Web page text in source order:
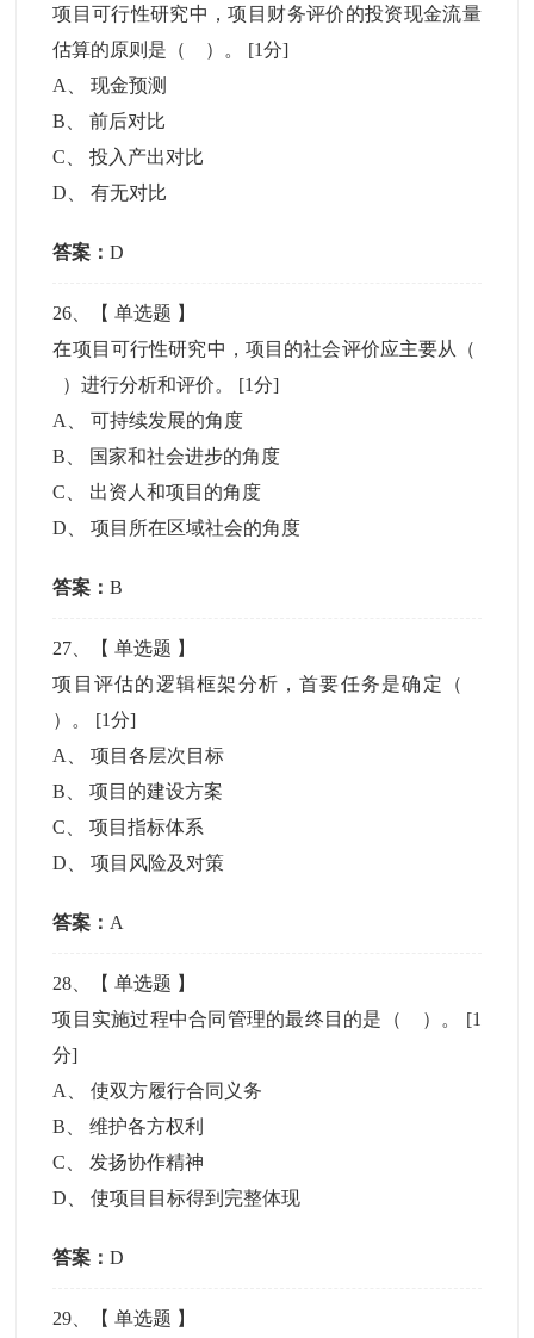
项目可行性研究中，项目财务评价的投资现金流量
估算的原则是（ ）。 [1分]
A
、现金预测
B 、前后对比
C 、投入产出对比
D 、有无对比
答案：D
26 、【单选题 】
在项目可行性研究中，项目的社会评价应主要从（
）进行分析和评价。 [1分]
A
、可持续发展的角度
B
国家和社会进步的角度
C
出资人和项目的角度
D 、项目所在区域社会的角度
答案：B
27 、【单选题 】
项目评估的逻辑框架分析，首要任务是确定（
）。 [1分]
A
、项目各层次目标
B 、项目的建设方案
C 、项目指标体系
D 、项目风险及对策
答案： A
28 、【单选题 】
项目实施过程中合同管理的最终目的是（ ）。 [1
分]
A
、使双方履行合同义务
B 、维护各方权利
C
发扬协作精神
D 、使项目目标得到完整体现
答案：D
29 、【单选题 】